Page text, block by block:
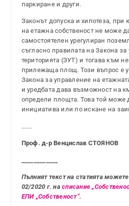
паркиране и други.
Законът допуска и хипотеза, при
на етажна собственост не може
самостоятелен урегулиран
съгласно правилата на Закона за
територията (ЗУТ) и тогава към
прилежаща площ. Този въпрос е
Закона за управление на
и уредбата дава възможност на
определи площта. Това той може
инициатива или по искане на
…….
Проф. д-р Венцислав СТОЯНОВ
Пълният текст на статията
02/2020 г. насписание
ЕПИ „Собственост”.